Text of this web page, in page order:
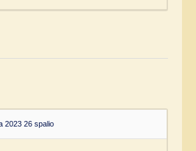
2023 26 spalio